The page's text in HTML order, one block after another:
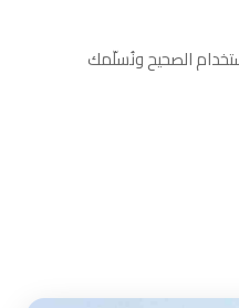
الصحيح ونُسلّمك